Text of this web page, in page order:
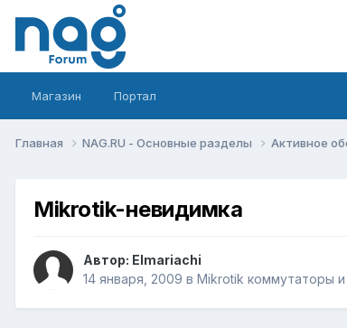
Магазин Портал
Главная NAG.RU - Основные разделы Активное
Mikrotik-невидимка
Автор: Elmariachi
14 января, 2009 в Mikrotik коммутаторы